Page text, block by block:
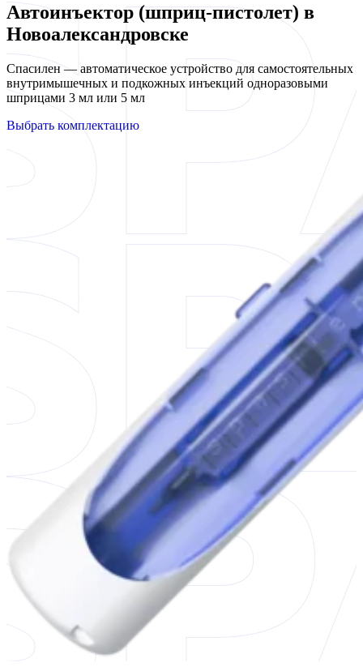
Автоинъектор (шприц-пистолет) в
Новоалександровске
Спасилен — автоматическое устройство для самостоятельных
внутримышечных и подкожных инъекций одноразовыми
шприцами 3 мл или 5 мл
Выбрать комплектацию